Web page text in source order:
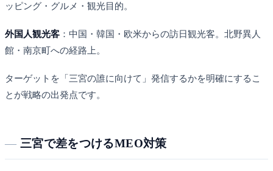
ッピング・グルメ・観光目的。
外国人観光客 ：中国・韓国・欧米からの訪日観光客。北野異人
館・南京町への経路上。
ターゲットを「三宮の誰に向けて」発信するかを明確にするこ
とが戦略の出発点です。
三宮で差をつけるMEO対策